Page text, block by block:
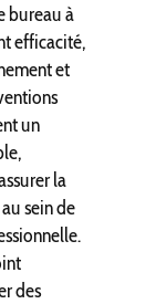
bureau à
efficacité,
et
un
la
sein de
des